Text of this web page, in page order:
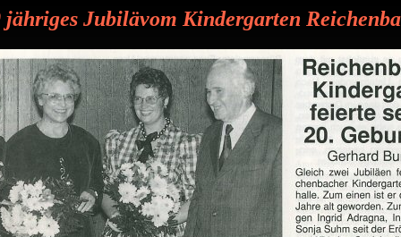
jähriges Jubilävom Kindergarten